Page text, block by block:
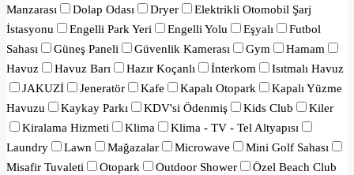
Manzarası
Dolap Odası Dryer
Elektrikli Otomobil Şarj
İstasyonu
Engelli Park Yeri Engelli Yolu Eşyalı
Futbol
Sahası
Güneş Paneli Güvenlik Kamerası Gym
Hamam
Havuz
Havuz Barı Hazır Koçanlı İnterkom
Isıtmalı Havuz
JAKUZİ
Jeneratör Kafe Kapalı Otopark
Kapalı Yüzme
Havuzu
Kaykay Parkı KDV'si Ödenmiş Kids Club
Kiler
Kiralama Hizmeti
Klima
Klima - TV - Tel Altyapısı
Laundry
Lawn Mağazalar Microwave
Mini Golf Sahası
Misafir Tuvaleti
Otopark Outdoor Shower
Özel Beach Club